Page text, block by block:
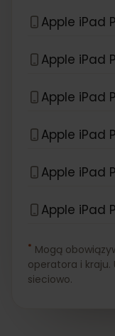
Apple iPad
Apple iPad
* Mogą
operatora i
sieciowo.